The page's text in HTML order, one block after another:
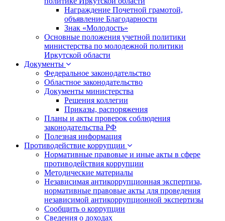
Награждение Почетной грамотой,
объявление Благодарности
Знак «Молодость»
Основные положения учетной политики
министерства по молодежной политики
Иркутской области
Документы
Федеральное законодательство
Областное законодательство
Документы министерства
Решения коллегии
Приказы, распоряжения
Планы и акты проверок соблюдения
законодательства РФ
Полезная информация
Противодействие коррупции
Нормативные правовые и иные акты в сфере
противодействия коррупции
Методические материалы
Независимая антикоррупционная экспертиза,
нормативные правовые акты для проведения
независимой антикоррупционной экспертизы
Сообщить о коррупции
Сведения о доходах